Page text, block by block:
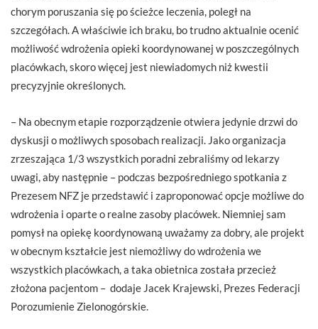
chorym poruszania się po ścieżce leczenia, poległ na
szczegółach. A właściwie ich braku, bo trudno aktualnie ocenić
możliwość wdrożenia opieki koordynowanej w poszczególnych
placówkach, skoro więcej jest niewiadomych niż kwestii
precyzyjnie określonych.
– Na obecnym etapie rozporządzenie otwiera jedynie drzwi do
dyskusji o możliwych sposobach realizacji. Jako organizacja
zrzeszająca 1/3 wszystkich poradni zebraliśmy od lekarzy
uwagi, aby następnie – podczas bezpośredniego spotkania z
Prezesem NFZ je przedstawić i zaproponować opcje możliwe do
wdrożenia i oparte o realne zasoby placówek. Niemniej sam
pomysł na opiekę koordynowaną uważamy za dobry, ale projekt
w obecnym kształcie jest niemożliwy do wdrożenia we
wszystkich placówkach, a taka obietnica została przecież
złożona pacjentom – dodaje Jacek Krajewski, Prezes Federacji
Porozumienie Zielonogórskie.